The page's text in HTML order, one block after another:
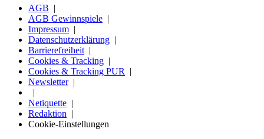
AGB
AGB Gewinnspiele
Impressum
Datenschutzerklärung
Barrierefreiheit
Cookies & Tracking
Cookies & Tracking PUR
Newsletter
Netiquette
Redaktion
Cookie-Einstellungen